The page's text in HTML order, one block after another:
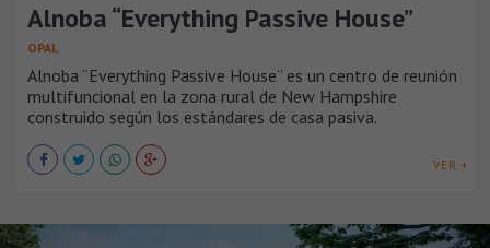
Alnoba “Everything Passive House”
OPAL
Alnoba “Everything Passive House” es un centro de reunión
multifuncional en la zona rural de New Hampshire
construido según los estándares de casa pasiva.
VER +